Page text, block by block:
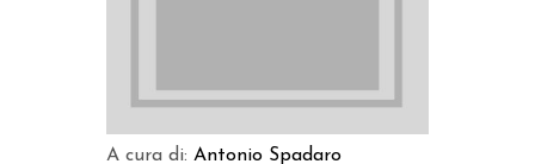
A cura di: Antonio Spadaro